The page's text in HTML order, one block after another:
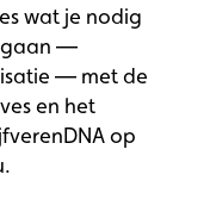
wat je nodig
gaan —
— met de
en het
op